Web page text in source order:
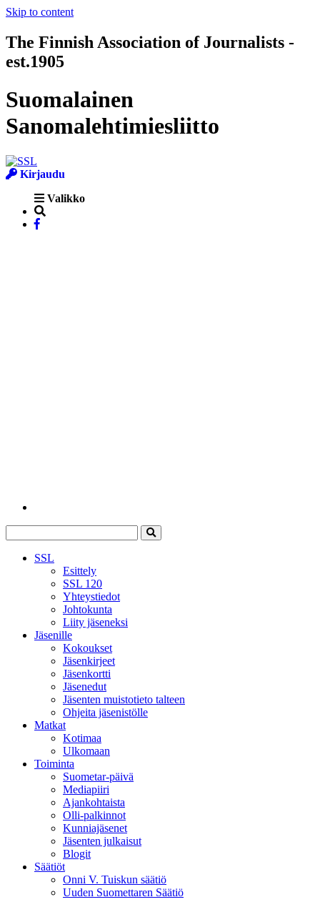
Skip to content
The Finnish Association of Journalists -
est.1905
Suomalainen
Sanomalehtimiesliitto
Kirjaudu
Valikko
SSL
Esittely
SSL 120
Yhteystiedot
Johtokunta
Liity jäseneksi
Jäsenille
Kokoukset
Jäsenkirjeet
Jäsenkortti
Jäsenedut
Jäsenten muistotieto talteen
Ohjeita jäsenistölle
Matkat
Kotimaa
Ulkomaan
Toiminta
Suometar-päivä
Mediapiiri
Ajankohtaista
Olli-palkinnot
Kunniajäsenet
Jäsenten julkaisut
Blogit
Säätiöt
Onni V. Tuiskun säätiö
Uuden Suomettaren Säätiö